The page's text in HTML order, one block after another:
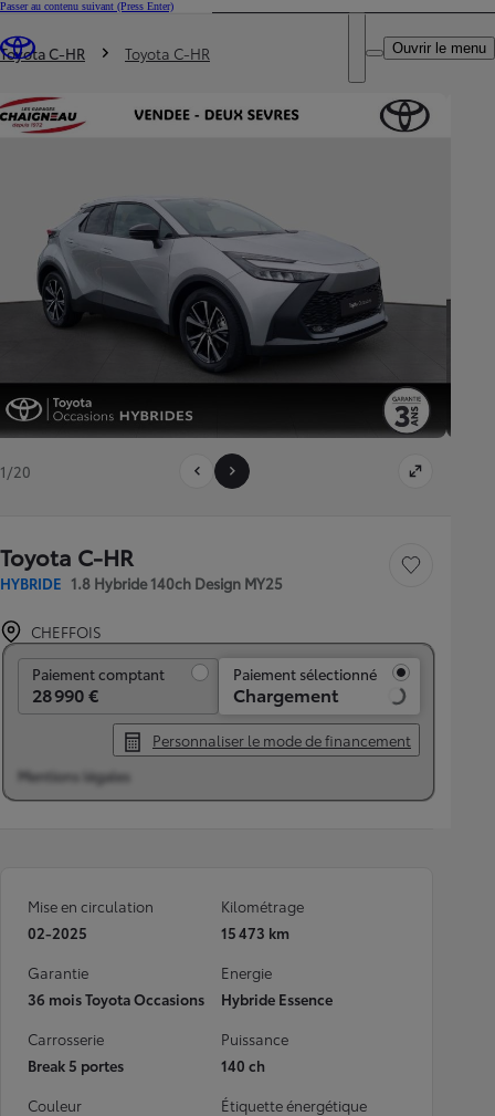
Passer au contenu suivant (Press Enter)
Trouvez un partenaire Toyota
DEALER NAME
Ouvrir le menu
Vous êtes ici
Toyota C-HR Toyota C-HR
1/20
Toyota C-HR
HYBRIDE 1.8 Hybride 140ch Design MY25
Sauvegarder le
CHEFFOIS
Paiement comptant
28 990 €
Paiement sélectionné
Chargement
Personnaliser le mode de financement
Mentions légales
Mise en circulation
02-2025
Kilométrage
15 473 km
Garantie
36 mois Toyota Occasions
Energie
Hybride Essence
Carrosserie
Break 5 portes
Puissance
140 ch
Couleur
Étiquette énergétique